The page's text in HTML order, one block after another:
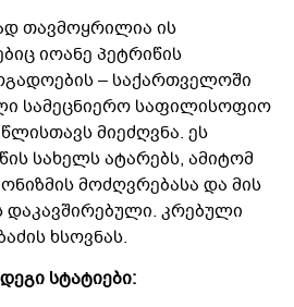
თავმოყრილია ის
იოანე პეტრიწის
– საქართველოში
სამეცნიერო საფილისოფიო
მიეძღვნა. ეს
სახელს ატარებს, ამიტომ
მოძღვრებასა და მის
კრებული
ხსოვნას.
სტატიები: